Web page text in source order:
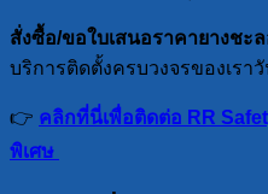
สั่งซื้อ/ขอใบเสนอราคายางชะ
บริการติดตั้งครบวงจรของเรา
👉 คลิกที่นี่เพื่อติดต่อ RR
พิเศษ